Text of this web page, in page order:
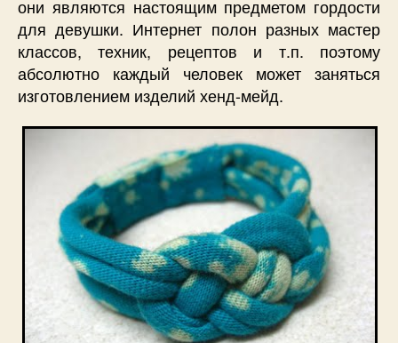
они являются настоящим предметом гордости
для девушки. Интернет полон разных мастер
классов, техник, рецептов и т.п. поэтому
абсолютно каждый человек может заняться
изготовлением изделий хенд-мейд.